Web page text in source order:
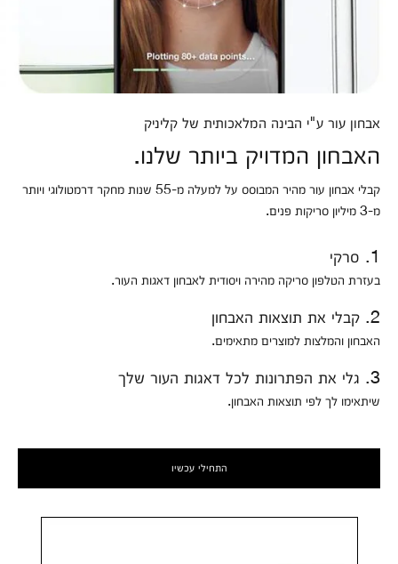
אבחון עור ע"י הבינה המלאכותית של קליניק
האבחון המדויק ביותר שלנו.
קבלי אבחון עור מהיר המבוסס על למעלה מ-55 שנות מחקר דרמטולוגי ויותר
מ-3 מיליון סריקות פנים.
1. סרקי
בעזרת הטלפון סריקה מהירה ויסודית לאבחון דאגות העור.
2. קבלי את תוצאות האבחון
האבחון והמלצות למוצרים מתאימים.
3. גלי את הפתרונות לכל דאגות העור שלך
שיתאימו לך לפי תוצאות האבחון.
התחילי עכשיו